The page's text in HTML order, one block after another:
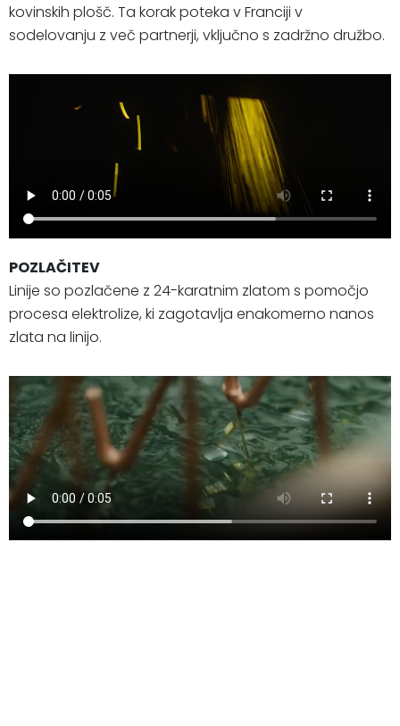
kovinskih plošč. Ta korak poteka v Franciji v
sodelovanju z več partnerji, vključno s zadržno družbo.
POZLAČITEV
Linije so pozlačene z 24-karatnim zlatom s pomočjo
procesa elektrolize, ki zagotavlja enakomerno nanos
zlata na linijo.